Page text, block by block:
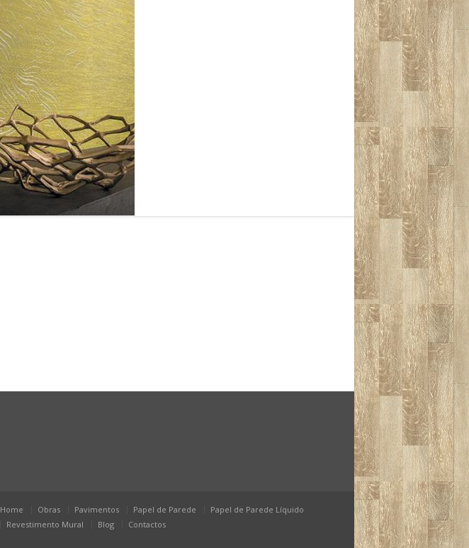
Home Obras Pavimentos Papel de Parede
Papel de Parede Líquido
Revestimento Mural
Blog Contactos